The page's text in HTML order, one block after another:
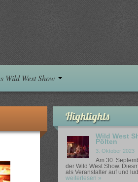
Wild West Show
Highlights
Wild West
Pölten
3. Oktober 2023
Am 30.
der Wild West Show.
als Veranstalter auf und
weiterlesen »